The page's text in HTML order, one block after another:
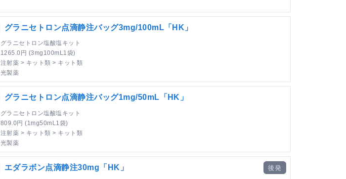
グラニセトロン点滴静注バッグ3mg/100mL「HK」
グラニセトロン塩酸塩キット
1265.0円 (3mg100mL1袋)
注射薬 > キット類 > キット類
光製薬
グラニセトロン点滴静注バッグ1mg/50mL「HK」
グラニセトロン塩酸塩キット
809.0円 (1mg50mL1袋)
注射薬 > キット類 > キット類
光製薬
エダラボン点滴静注30mg「HK」 後発